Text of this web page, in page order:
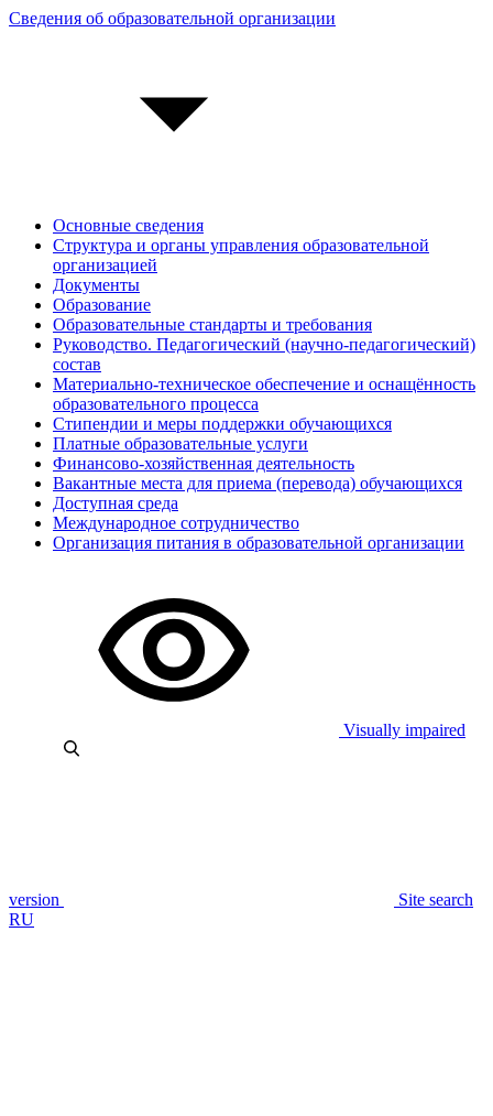
Сведения об образовательной организации
Основные сведения
Структура и органы управления образовательной
организацией
Документы
Образование
Образовательные стандарты и требования
Руководство. Педагогический (научно-педагогический)
состав
Материально-техническое обеспечение и оснащённость
образовательного процесса
Стипендии и меры поддержки обучающихся
Платные образовательные услуги
Финансово-хозяйственная деятельность
Вакантные места для приема (перевода) обучающихся
Доступная среда
Международное сотрудничество
Организация питания в образовательной организации
Visually impaired
version
Site search
RU